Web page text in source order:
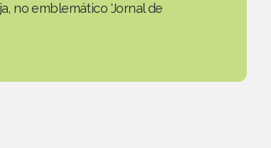
no emblemático 'Jornal de